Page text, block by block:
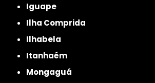
Iguape
Ilha Comprida
Ilhabela
Itanhaém
Mongaguá